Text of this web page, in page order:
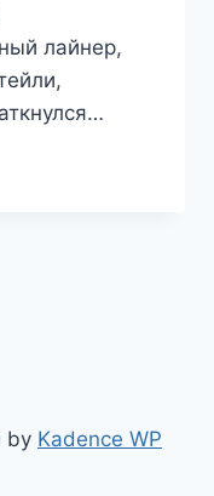
лайнер,
by Kadence WP